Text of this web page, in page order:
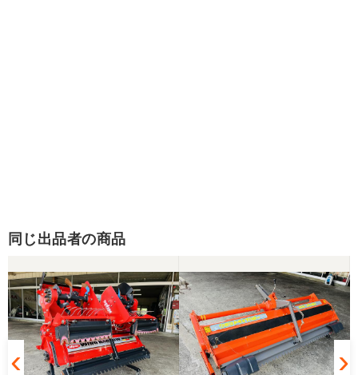
同じ出品者の商品